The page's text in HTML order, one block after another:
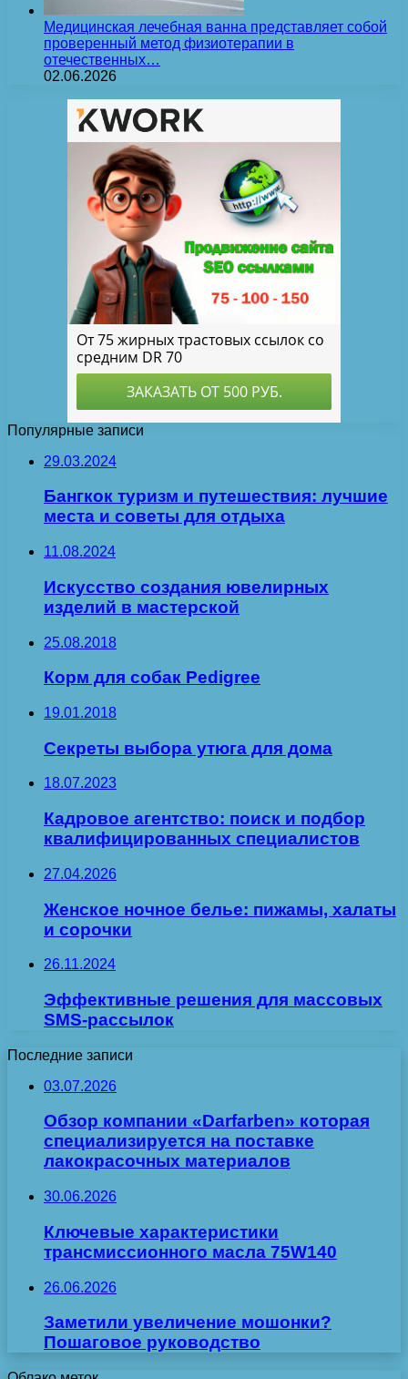
Медицинская лечебная ванна представляет собой
проверенный метод физиотерапии в
отечественных…
02.06.2026
Популярные записи
29.03.2024
Бангкок туризм и путешествия: лучшие
места и советы для отдыха
11.08.2024
Искусство создания ювелирных
изделий в мастерской
25.08.2018
Корм для собак Pedigree
19.01.2018
Секреты выбора утюга для дома
18.07.2023
Кадровое агентство: поиск и подбор
квалифицированных специалистов
27.04.2026
Женское ночное белье: пижамы, халаты
и сорочки
26.11.2024
Эффективные решения для массовых
SMS-рассылок
Последние записи
03.07.2026
Обзор компании «Darfarben» которая
специализируется на поставке
лакокрасочных материалов
30.06.2026
Ключевые характеристики
трансмиссионного масла 75W140
26.06.2026
Заметили увеличение мошонки?
Пошаговое руководство